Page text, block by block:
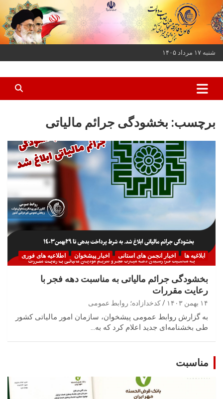
به
محتوا
بروید
شنبه ۱۷ مرداد ۱۴۰۵
کانون دفاتر پیشخوان
برچسب: بخشودگی جرائم مالیاتی
ابلاغیه ها اخبار انجمن های استانی اخبار پیشخوان اطلاعیه های فوری
بخشودگی جرائم مالیاتی به مناسبت دهه فجر با
رعایت مقررات
۱۴ بهمن ۱۴۰۳ کدخدازاده؛ روابط عمومی
به گزارش روابط عمومی پیشخوان، سازمان امور مالیاتی کشور
طی بخشنامه‌ای جدید اعلام کرد که به…
مناسبت